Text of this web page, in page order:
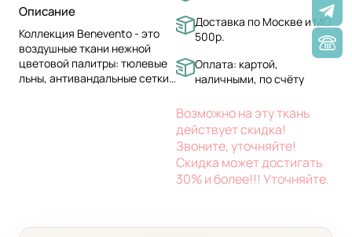
Описание
Коллекция Benevento - это
воздушные ткани нежной
цветовой палитры: тюлевые
льны, антивандальные сетки,
Доставка по Москве и МО
500р.
Оплата: картой,
наличными, по счёту
Возможно на эту ткань
действует скидка!
Звоните, уточняйте!
Скидка может достигать
30% и более!!! Уточняйте.